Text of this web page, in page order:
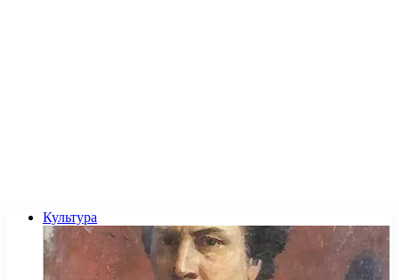
Культура